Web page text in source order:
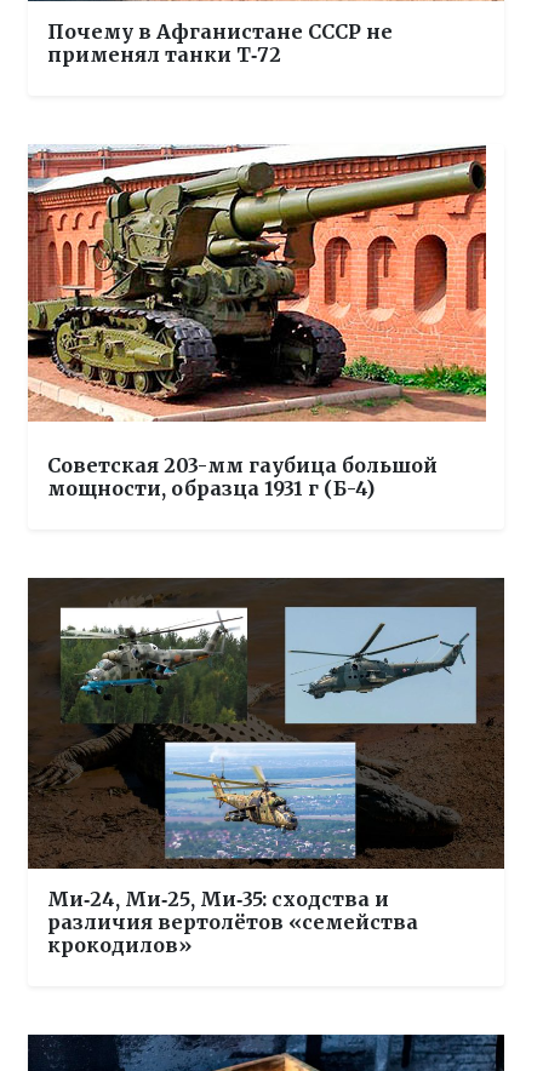
Почему в Афганистане СССР не
применял танки Т‑72
Советская 203-мм гаубица большой
мощности, образца 1931 г (Б-4)
Ми‑24, Ми‑25, Ми‑35: сходства и
различия вертолётов «семейства
крокодилов»